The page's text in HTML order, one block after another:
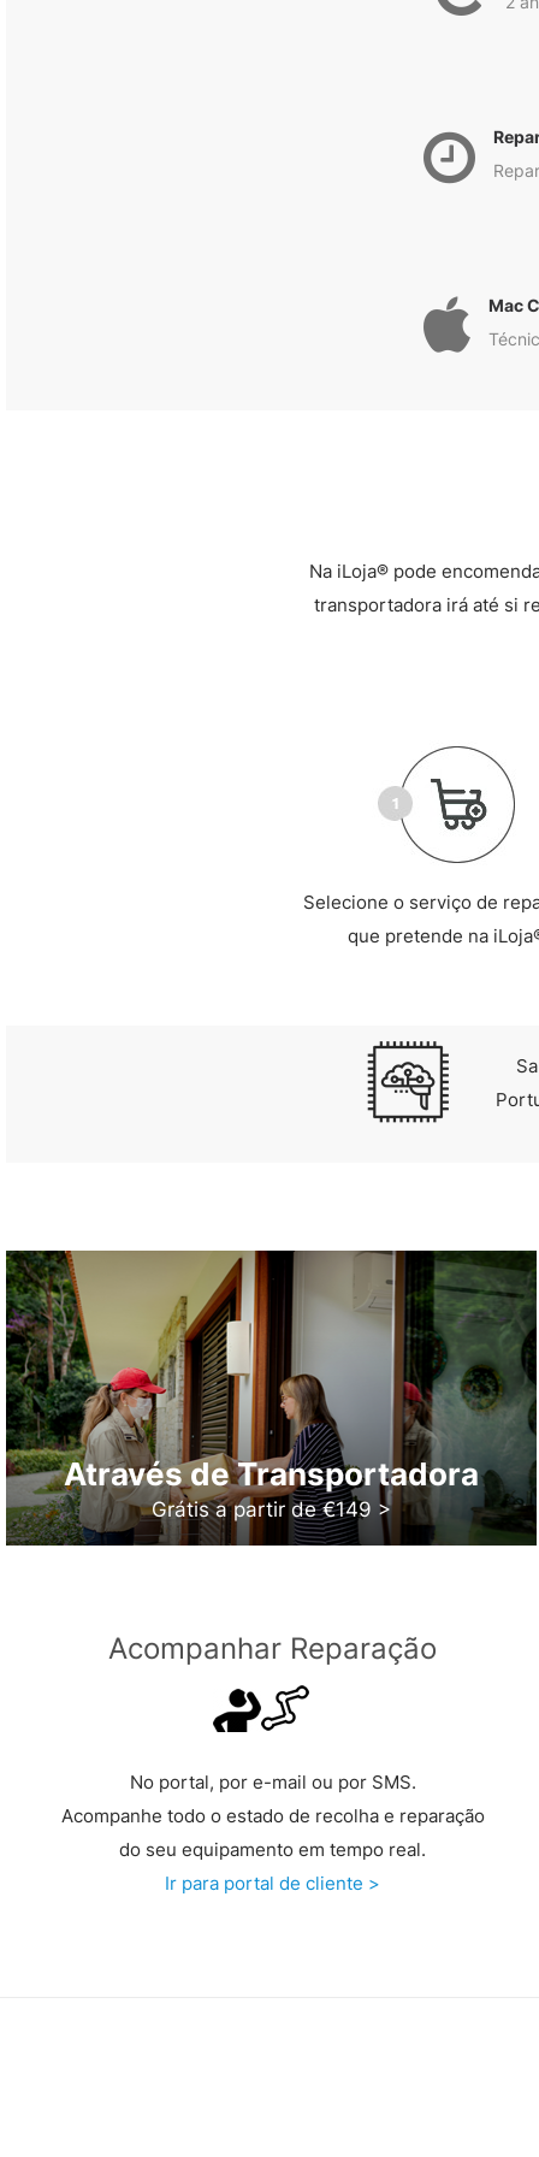
Mac
Na iLoja® pode
transportadora irá até si
Selecione o serviço de
que pretende na
Através de Transportadora
Grátis a partir de €149 >
Acompanhar Reparação
No portal, por e-mail ou por SMS.
Acompanhe todo o estado de recolha e reparação
do seu equipamento em tempo real.
Ir para portal de cliente >